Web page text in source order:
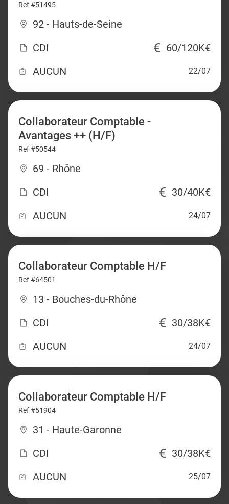
Ref #51495
92 - Hauts-de-Seine
CDI
60/120K€
AUCUN
22/07
Collaborateur Comptable -
Avantages ++ (H/F)
Ref #50544
69 - Rhône
CDI
30/40K€
AUCUN
24/07
Collaborateur Comptable H/F
Ref #64501
13 - Bouches-du-Rhône
CDI
30/38K€
AUCUN
24/07
Collaborateur Comptable H/F
Ref #51904
31 - Haute-Garonne
CDI
30/38K€
AUCUN
25/07